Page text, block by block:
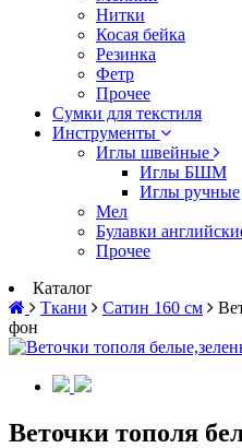
Нитки
Косая бейка
Резинка
Фетр
Прочее
Сумки для текстиля
Инструменты
Иглы швейные
Иглы БШМ
Иглы ручные
Мел
Булавки
Прочее
Каталог
Ткани
Сатин 160 см
фон
Веточки тополя